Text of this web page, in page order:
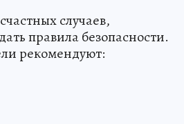
случаев,
правила безопасности.
рекомендуют: